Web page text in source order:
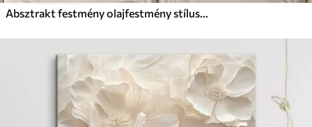
Absztrakt festmény olajfestmény stílusban